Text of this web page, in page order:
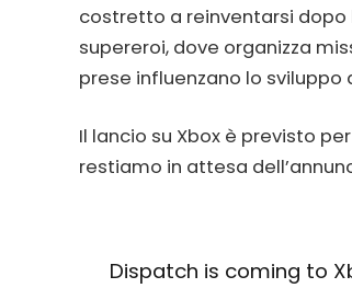
costretto a reinventarsi dopo
supereroi, dove organizza
prese influenzano lo
Il lancio su Xbox è previsto
restiamo in attesa
Dispatch is coming to